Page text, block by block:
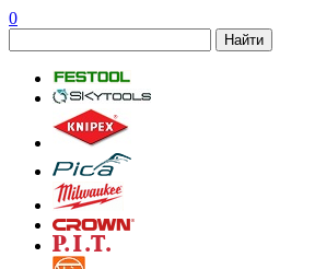
0
Найти